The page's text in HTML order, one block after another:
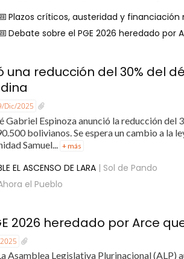
Plazos críticos, austeridad y
Debate sobre el PGE 2026 heredado por
una reducción del 30% del
Dic/2025
Gabriel Espinoza anunció la reducción del
bolivianos. Se espera un cambio a la
Samuel... + más
EL ASCENSO DE LARA | Sol de Pando
el Pueblo
2026 heredado por Arce
Asamblea Legislativa Plurinacional (ALP)